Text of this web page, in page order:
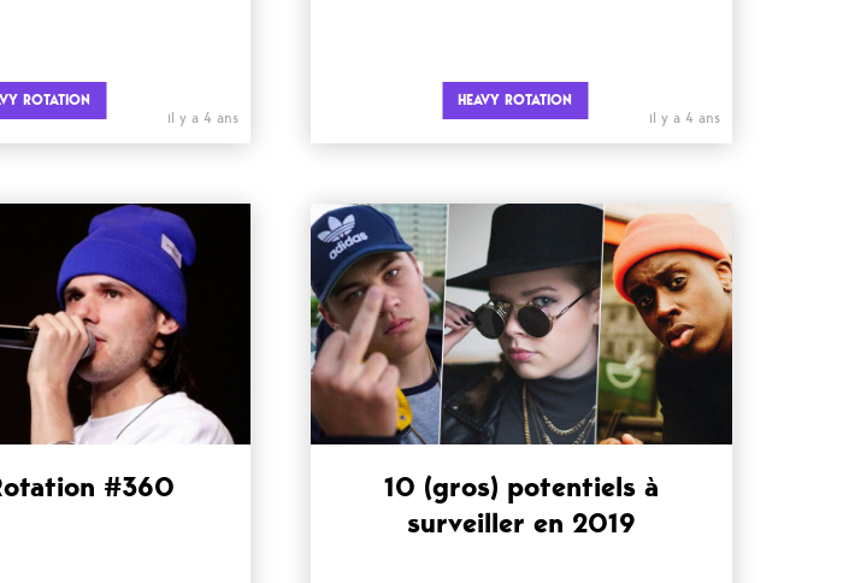
ROTATION
il y a 4 ans
HEAVY ROTATION
il y a 4 ans
#360
10 (gros) potentiels à
surveiller en 2019